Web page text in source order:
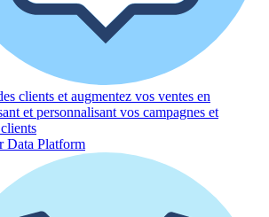
clients et augmentez vos ventes en
et personnalisant vos campagnes et
Data Platform